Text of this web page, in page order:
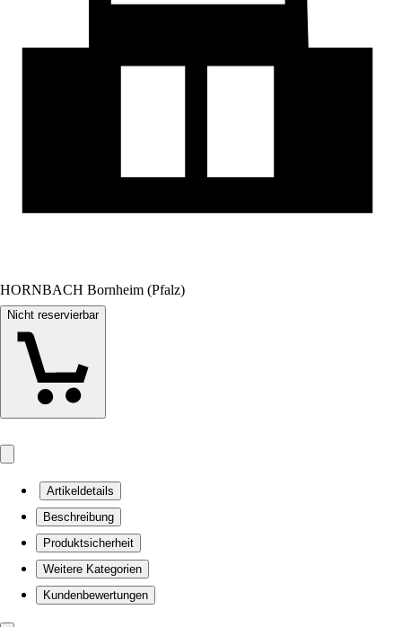
HORNBACH Bornheim (Pfalz)
Nicht reservierbar
Artikeldetails
Beschreibung
Produktsicherheit
Weitere Kategorien
Kundenbewertungen